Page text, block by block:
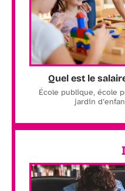
Quel est le
École publique, école
jardin